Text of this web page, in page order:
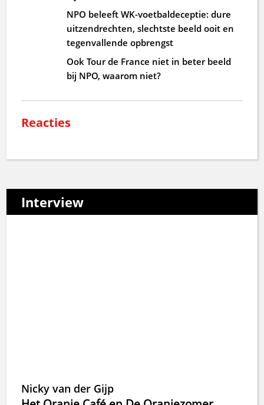
NPO beleeft WK-voetbaldeceptie: dure
uitzendrechten, slechtste beeld ooit en
tegenvallende opbrengst
Ook Tour de France niet in beter beeld
bij NPO, waarom niet?
Reacties
Interview
Nicky van der Gijp